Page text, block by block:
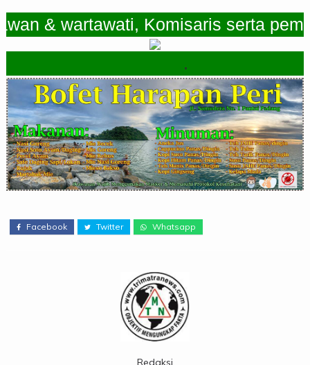
& wartawati, Komisaris serta
Facebook Twitter Whatsapp
Redaksi